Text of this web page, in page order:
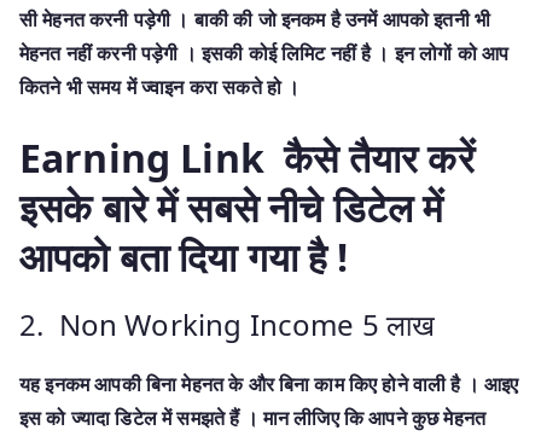
सी मेहनत करनी पड़ेगी । बाकी की जो इनकम है उनमें आपको इतनी भी
मेहनत नहीं करनी पड़ेगी । इसकी कोई लिमिट नहीं है । इन लोगों को आप
कितने भी समय में ज्वाइन करा सकते हो ।
Earning Link कैसे तैयार करें
इसके बारे में सबसे नीचे डिटेल में
आपको बता दिया गया है !
2. Non Working Income 5 लाख
यह इनकम आपकी बिना मेहनत के और बिना काम किए होने वाली है । आइए
इस को ज्यादा डिटेल में समझते हैं । मान लीजिए कि आपने कुछ मेहनत